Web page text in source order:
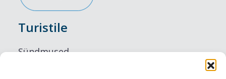
Turistile
Sündmused